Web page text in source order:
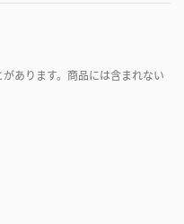
あります。商品には含まれない